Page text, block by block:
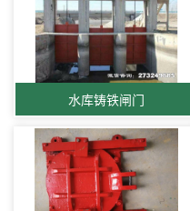
水库铸铁闸门